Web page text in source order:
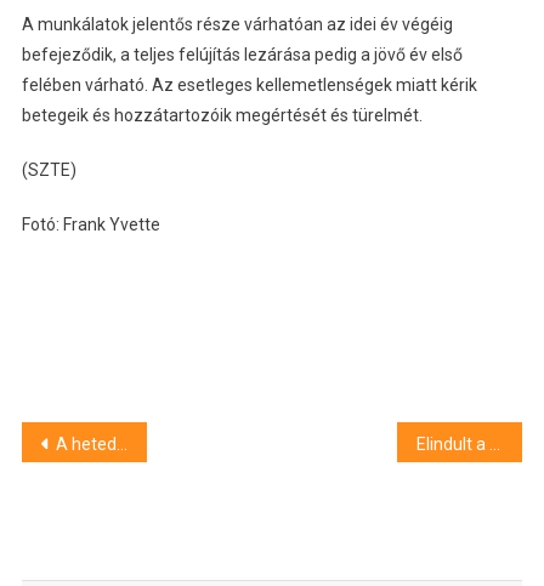
A munkálatok jelentős része várhatóan az idei év végéig
befejeződik, a teljes felújítás lezárása pedig a jövő év első
felében várható. Az esetleges kellemetlenségek miatt kérik
betegeik és hozzátartozóik megértését és türelmét.
(SZTE)
Fotó: Frank Yvette
Bejegyzés
A hetedik legmelegebb és a nyolcadik legszárazabb nyár volt az idei 1901 óta